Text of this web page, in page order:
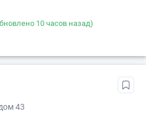
10 часов назад)
43